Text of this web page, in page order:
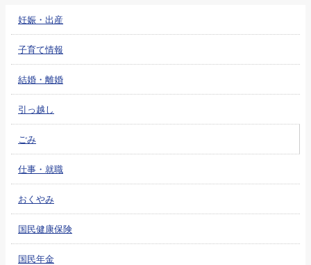
妊娠・出産
子育て情報
結婚・離婚
引っ越し
ごみ
仕事・就職
おくやみ
国民健康保険
国民年金